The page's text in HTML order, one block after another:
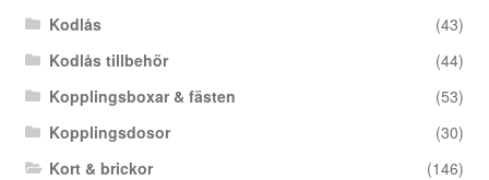
Kodlås
(43)
Kodlås tillbehör
(44)
Kopplingsboxar & fästen
(53)
Kopplingsdosor
(30)
Kort & brickor
(146)